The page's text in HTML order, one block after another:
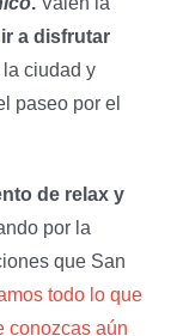
a disfrutar
la ciudad y
paseo por el
de relax y
por la
que San
todo lo que
conozcas aún